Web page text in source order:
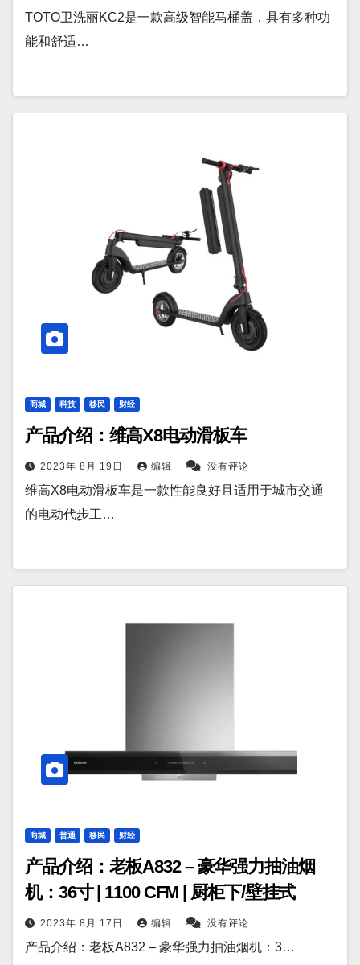
TOTO卫洗丽KC2是一款高级智能马桶盖，具有多种功
能和舒适…
商城 科技 移民 财经
产品介绍：维高X8电动滑板车
2023年 8月 19日 编辑 没有评论
维高X8电动滑板车是一款性能良好且适用于城市交通
的电动代步工…
商城 普通 移民 财经
产品介绍：老板A832 – 豪华强力抽油烟
机：36寸 | 1100 CFM | 厨柜下/壁挂式
2023年 8月 17日 编辑 没有评论
产品介绍：老板A832 – 豪华强力抽油烟机：3…